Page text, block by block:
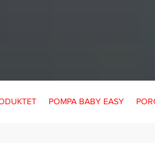
POMPA BABY EASY